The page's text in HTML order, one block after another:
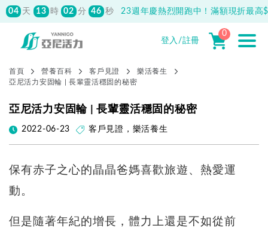
04 天 13 時 02 分 46 秒 23週年慶熱烈開跑中！滿額現折最高
登入/註冊
0
首頁 營養百科 客戶見證
樂活養生
亞尼活力安固輪 | 長輩靈活穩固的秘密
亞尼活力安固輪 | 長輩靈活穩固的秘密
2022-06-23 客戶見證 ， 樂活養生
保有赤子之心的晶晶爸媽喜歡旅遊、熱愛運
動。
但是隨著年紀的增長，體力上還是不如從前